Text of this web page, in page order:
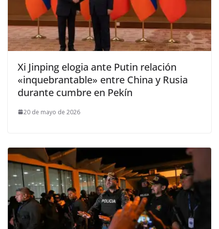
Xi Jinping elogia ante Putin relación
«inquebrantable» entre China y Rusia
durante cumbre en Pekín
20 de mayo de 2026